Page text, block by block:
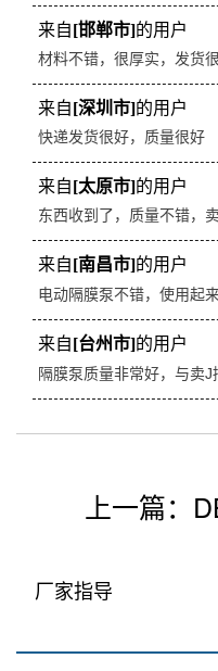
来自[邯郸市]的用户
材料不错，很厚实，发货
来自[深圳市]的用户
快递发货很好，质量很好
来自[太原市]的用户
东西收到了，质量不错，
来自[南昌市]的用户
电动隔膜泵不错，使用起
来自[台州市]的用户
隔膜泵质量非常好，与卖J
上一篇：
厂家指导